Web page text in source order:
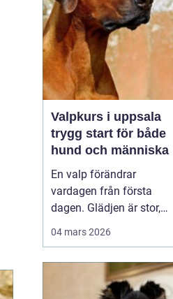
både arbets- och
sällskapshundar ut...
Valpkurs i uppsala
trygg start för både
hund och människa
En valp förändrar
vardagen från första
dagen. Glädjen är stor,
följsam och social hund.
En genomtänktvalpkurs
04 mars 2026